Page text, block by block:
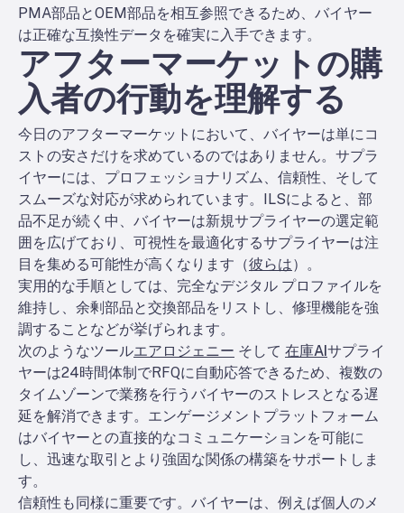
PMA部品とOEM部品を相互参照できるため、バイヤー
は正確な互換性データを確実に入手できます。
アフターマーケットの購
入者の行動を理解する
今日のアフターマーケットにおいて、バイヤーは単にコ
ストの安さだけを求めているのではありません。サプラ
イヤーには、プロフェッショナリズム、信頼性、そして
スムーズな対応が求められています。ILSによると、部
品不足が続く中、バイヤーは新規サプライヤーの選定範
囲を広げており、可視性を最適化するサプライヤーは注
目を集める可能性が高くなります（彼らは）。
実用的な手順としては、完全なデジタル プロファイルを
維持し、余剰部品と交換部品をリストし、修理機能を強
調することなどが挙げられます。
次のようなツールエアロジェニー そして 在庫AIサプライ
ヤーは24時間体制でRFQに自動応答できるため、複数の
タイムゾーンで業務を行うバイヤーのストレスとなる遅
延を解消できます。エンゲージメントプラットフォーム
はバイヤーとの直接的なコミュニケーションを可能に
し、迅速な取引とより強固な関係の構築をサポートしま
す。
信頼性も同様に重要です。バイヤーは、例えば個人のメ